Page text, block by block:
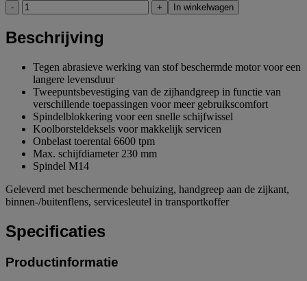
- + In winkelwagen
Beschrijving
Tegen abrasieve werking van stof beschermde motor voor een
langere levensduur
Tweepuntsbevestiging van de zijhandgreep in functie van
verschillende toepassingen voor meer gebruikscomfort
Spindelblokkering voor een snelle schijfwissel
Koolborsteldeksels voor makkelijk servicen
Onbelast toerental 6600 tpm
Max. schijfdiameter 230 mm
Spindel M14
Geleverd met beschermende behuizing, handgreep aan de zijkant,
binnen-/buitenflens, servicesleutel in transportkoffer
Specificaties
Productinformatie